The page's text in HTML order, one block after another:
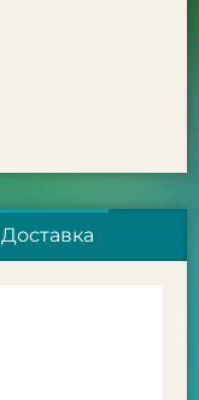
Доставка